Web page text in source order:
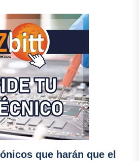
que harán que el